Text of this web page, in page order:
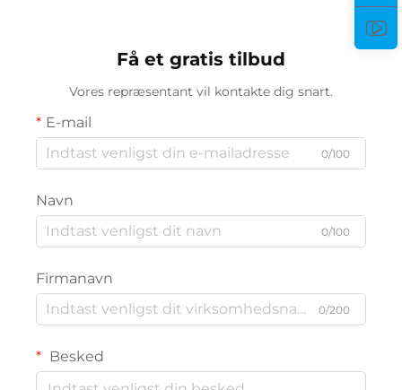
Få et gratis tilbud
Vores repræsentant vil kontakte dig snart.
E-mail
0/100
Navn
0/100
Firmanavn
0/200
Besked